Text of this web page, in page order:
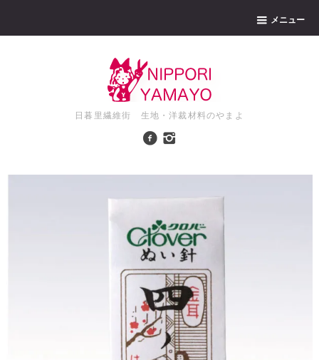
メニュー
日暮里繊維街 生地・洋裁材料のやまよ